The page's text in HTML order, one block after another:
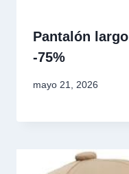
Pantalón
-75%
mayo 21, 2026